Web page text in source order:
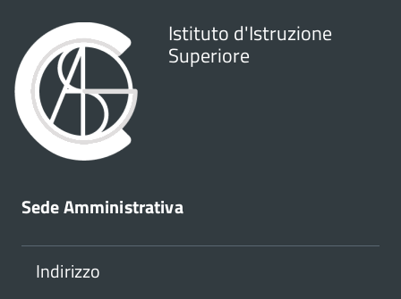
Istituto d'Istruzione
Superiore
Sede Amministrativa
Indirizzo